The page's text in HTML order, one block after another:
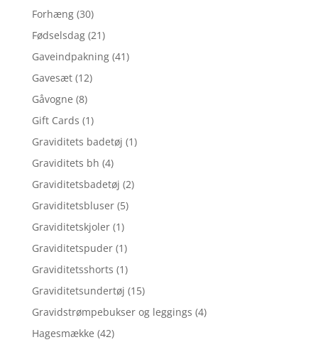
Forhæng (30)
Fødselsdag (21)
Gaveindpakning (41)
Gavesæt (12)
Gåvogne (8)
Gift Cards (1)
Graviditets badetøj (1)
Graviditets bh (4)
Graviditetsbadetøj (2)
Graviditetsbluser (5)
Graviditetskjoler (1)
Graviditetspuder (1)
Graviditetsshorts (1)
Graviditetsundertøj (15)
Gravidstrømpebukser og leggings (4)
Hagesmække (42)